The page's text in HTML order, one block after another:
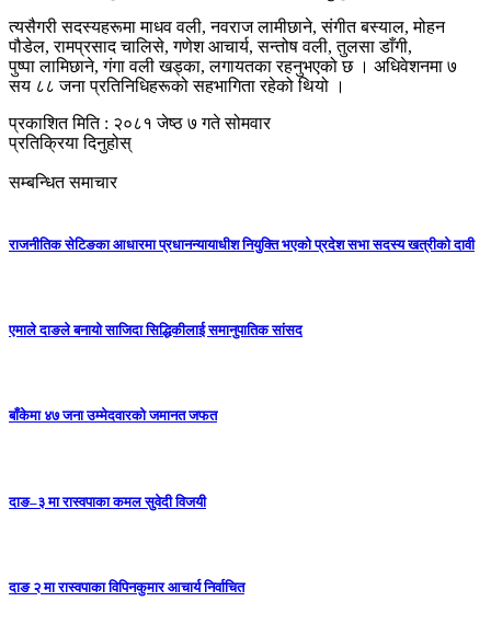
त्यसैगरीसदस्यहरूमामाधव वली, नवराजलामीछाने, संगीतबस्याल, मोहन
पौडेल, रामप्रसाद चालिसे, गणेश आचार्य, सन्तोष वली, तुलसा डाँगी,
पुष्पालामिछाने, गंगावली खड्का, लगायतका रहनुभएको छ । अधिवेशनमा ७
सय ८८ जनाप्रतिनिधिहरूकोसहभागिता रहेको थियो ।
प्रकाशित मिति : २०८१ जेष्ठ ७ गते सोमवार
प्रतिक्रिया दिनुहोस्
सम्बन्धित समाचार
राजनीतिक सेटिङका आधारमा प्रधानन्यायाधीश नियुक्ति भएको प्रदेश सभा सदस्य खत्रीको दावी
एमाले दाङले बनायाे साजिदा सिद्धिकीलाई समानुपातिक सांसद
बाँकेमा ४७ जना उम्मेदवारको जमानत जफत
दाङ–३ मा रास्वपाका कमल सुवेदी विजयी
दाङ २ मा रास्वपाका विपिनकुमार आचार्य निर्वाचित